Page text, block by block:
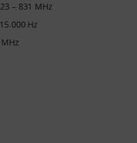
– 831 MHz
Hz